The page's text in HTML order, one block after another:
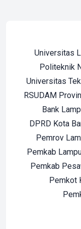
Universitas
Politeknik
Universitas
RSUDAM
Bank
DPRD Kota
Pemrov
Pemkab
Pemkab
Pemkot